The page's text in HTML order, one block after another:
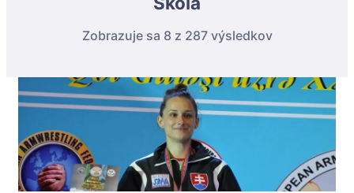
Zobrazuje sa 8 z 287 výsledkov